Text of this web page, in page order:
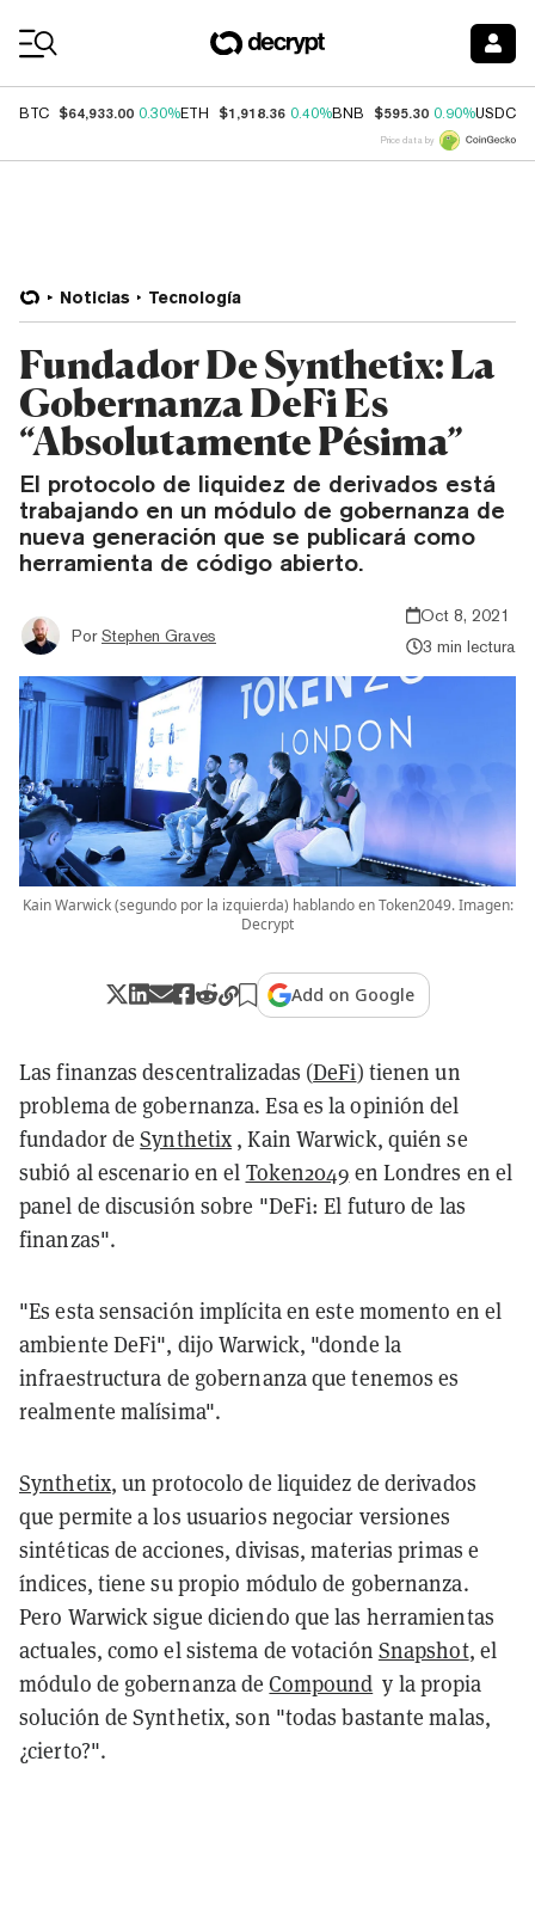
BTC $64,933.00 0.30%ETH $1,918.36 0.40%BNB $595.30 0.90%USDC
Price data by
Noticias Tecnología
Fundador De Synthetix: La
Gobernanza DeFi Es
“Absolutamente Pésima”
El protocolo de liquidez de derivados está
trabajando en un módulo de gobernanza de
nueva generación que se publicará como
herramienta de código abierto.
Por Stephen Graves
Oct 8, 2021
3 min lectura
Kain Warwick (segundo por la izquierda) hablando en Token2049. Imagen:
Decrypt
Add on Google
Las finanzas descentralizadas (DeFi) tienen un
problema de gobernanza. Esa es la opinión del
fundador deSynthetix, Kain Warwick, quién se
subió al escenario en el Token2049 en Londres en el
panel de discusión sobre "DeFi: El futuro de las
finanzas".
"Es esta sensación implícita en este momento en el
ambiente DeFi", dijo Warwick, "donde la
infraestructura de gobernanza que tenemos es
realmente malísima".
Synthetix, un protocolo de liquidez de derivados
que permite a los usuarios negociar versiones
sintéticas de acciones, divisas, materias primas e
índices, tiene su propio módulo de gobernanza.
Pero Warwick sigue diciendo que las herramientas
actuales, como el sistema de votación Snapshot, el
módulo de gobernanza deCompound y la propia
solución de Synthetix, son "todas bastante malas,
¿cierto?".